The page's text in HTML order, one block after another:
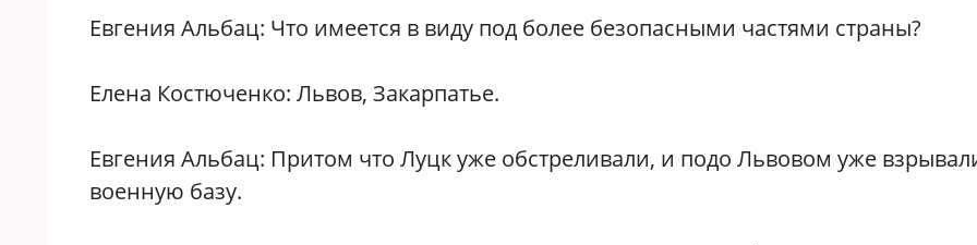
Евгения Альбац: Что имеется в виду под более безопасными частями страны?
Елена Костюченко: Львов, Закарпатье.
Евгения Альбац: Притом что Луцк уже обстреливали, и подо Львовом уже
военную базу.